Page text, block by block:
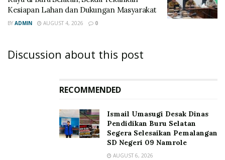
Kesiapan Lahan dan Dukungan Masyarakat
BY ADMIN AUGUST 4, 2026 0
Discussion about this post
RECOMMENDED
Ismail Umasugi Desak Dinas
Pendidikan Buru Selatan
Segera Selesaikan Pemalangan
SD Negeri 09 Namrole
AUGUST 6, 2026